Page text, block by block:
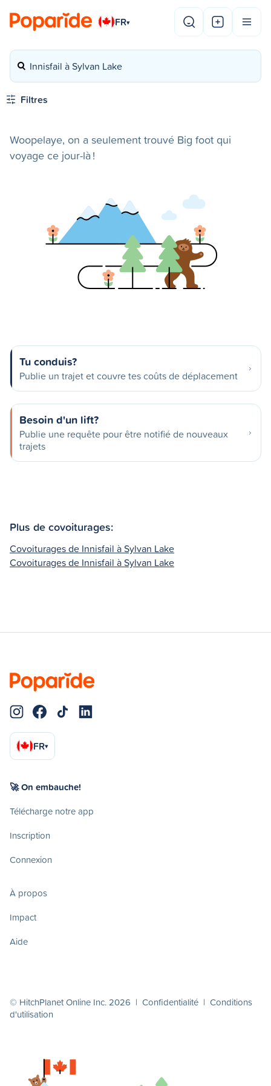
FR▾
Innisfail à Sylvan Lake
Filtres
Woopelaye, on a seulement trouvé Big foot qui
voyage ce jour-là !
Tu conduis?
Publie un trajet et couvre tes coûts de déplacement
Besoin d'un lift?
Publie une requête pour être notifié de nouveaux
trajets
Plus de covoiturages:
Covoiturages de Innisfail à Sylvan Lake
Covoiturages de Innisfail à Sylvan Lake
FR▾
🚀 On embauche!
Télécharge notre app
Inscription
Connexion
À propos
Impact
Aide
© HitchPlanet Online Inc. 2026 | Confidentialité | Conditions
d'utilisation